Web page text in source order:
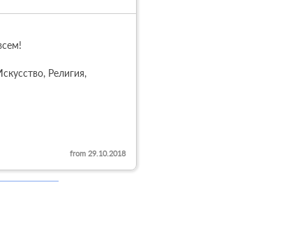
Религия,
from 29.10.2018